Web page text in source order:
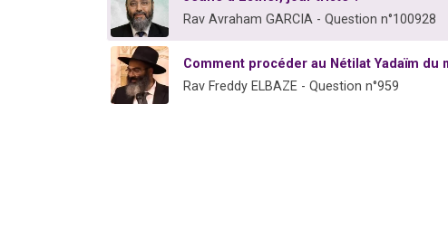
Rav Avraham GARCIA - Question n°100928
Comment procéder au Nétilat Yadaïm du
Rav Freddy ELBAZE - Question n°959